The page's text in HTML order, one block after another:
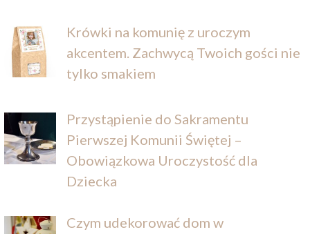
Krówki na komunię z uroczym
akcentem. Zachwycą Twoich gości nie
tylko smakiem
Przystąpienie do Sakramentu
Pierwszej Komunii Świętej –
Obowiązkowa Uroczystość dla
Dziecka
Czym udekorować dom w